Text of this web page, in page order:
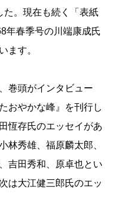
た。現在も続く「表紙
年春季号の川端康成氏
ます。
巻頭がインタビュー
おやかな峰』を刊行し
恆存氏のエッセイがあ
林秀雄、福原麟太郎、
吉田秀和、原卓也とい
は大江健三郎氏のエッ